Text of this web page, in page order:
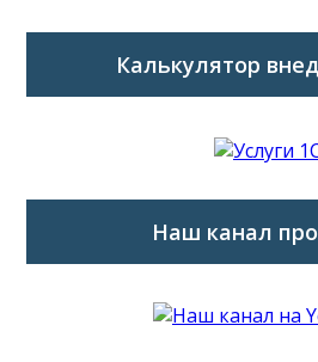
Калькулятор
Наш канал про